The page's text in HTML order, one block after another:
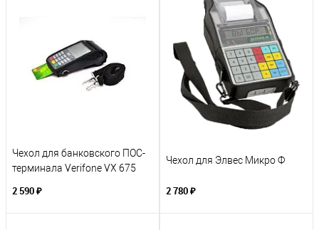
Чехол для банковского ПОС-
терминала Verifone VX 675
2 590 ₽
Чехол для Элвес Микро Ф
2 780 ₽